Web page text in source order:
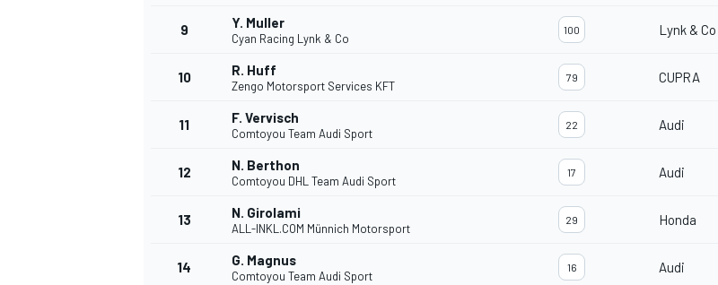
9 Y. Muller
Cyan Racing Lynk & Co
100 Lynk & Co
10 R. Huff
Zengo Motorsport Services KFT
79 CUPRA
11 F. Vervisch
Comtoyou Team Audi Sport
22 Audi
12 N. Berthon
Comtoyou DHL Team Audi Sport
17 Audi
13 N. Girolami
ALL-INKL.COM Münnich Motorsport
29 Honda
14 G. Magnus
Comtoyou Team Audi Sport
16 Audi